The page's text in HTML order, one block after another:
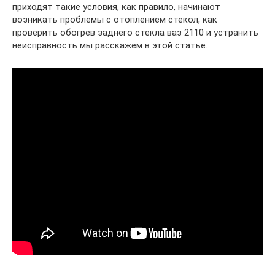
приходят такие условия, как правило, начинают
возникать проблемы с отоплением стекол, как
проверить обогрев заднего стекла ваз 2110 и устранить
неисправность мы расскажем в этой статье.